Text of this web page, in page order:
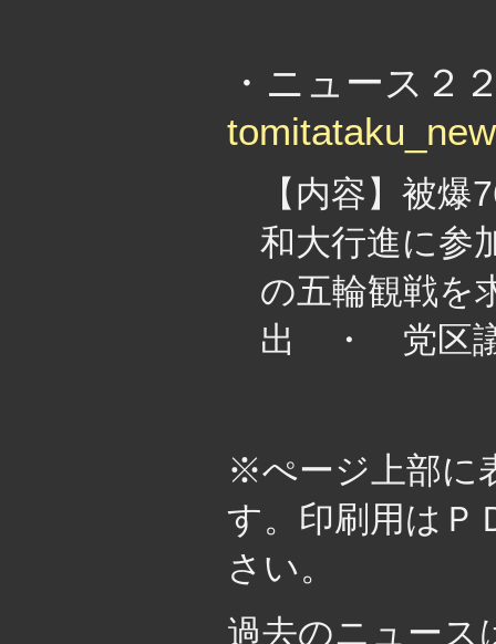
・ニュース
【内容】被
和大行進に
の五輪観戦を
出 ・ 党区議
※ぺージ上部に
す。印刷用はＰ
さい。
過去のニュ